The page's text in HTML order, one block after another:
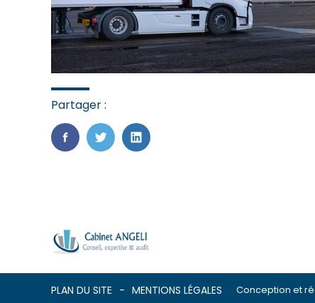
Partager :
FaceBook
TwitterLinkedIn
PLAN DU SITE MENTIONS LÉGALES Conception et